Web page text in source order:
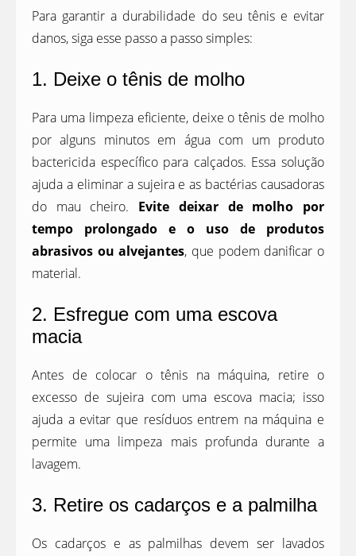
Para garantir a durabilidade do seu tênis e evitar
danos, siga esse passo a passo simples:
1. Deixe o tênis de molho
Para uma limpeza eficiente, deixe o tênis de molho
por alguns minutos em água com um produto
bactericida específico para calçados. Essa solução
ajuda a eliminar a sujeira e as bactérias causadoras
do mau cheiro. Evite deixar de molho por
tempo prolongado e o uso de produtos
abrasivos ou alvejantes, que podem danificar o
material.
2. Esfregue com uma escova
macia
Antes de colocar o tênis na máquina, retire o
excesso de sujeira com uma escova macia; isso
ajuda a evitar que resíduos entrem na máquina e
permite uma limpeza mais profunda durante a
lavagem.
3. Retire os cadarços e a palmilha
Os cadarços e as palmilhas devem ser lavados